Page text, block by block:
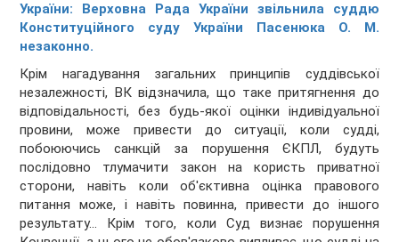
України: Верховна Рада України звільнила суддю
Конституційного суду України Пасенюка О. М.
незаконно.
Крім нагадування загальних принципів суддівської
незалежності, ВК відзначила, що таке притягнення до
відповідальності, без будь-якої оцінки індивідуальної
провини, може привести до ситуації, коли судді,
побоюючись санкцій за порушення ЄКПЛ, будуть
послідовно тлумачити закон на користь приватної
сторони, навіть коли об'єктивна оцінка правового
питання може, і навіть повинна, привести до іншого
результату... Крім того, коли Суд визнає порушення